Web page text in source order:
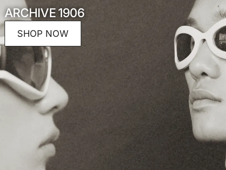
ARCHIVE 1906
SHOP NOW